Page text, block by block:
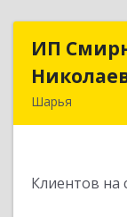
ИП
Шарья
Клиентов на